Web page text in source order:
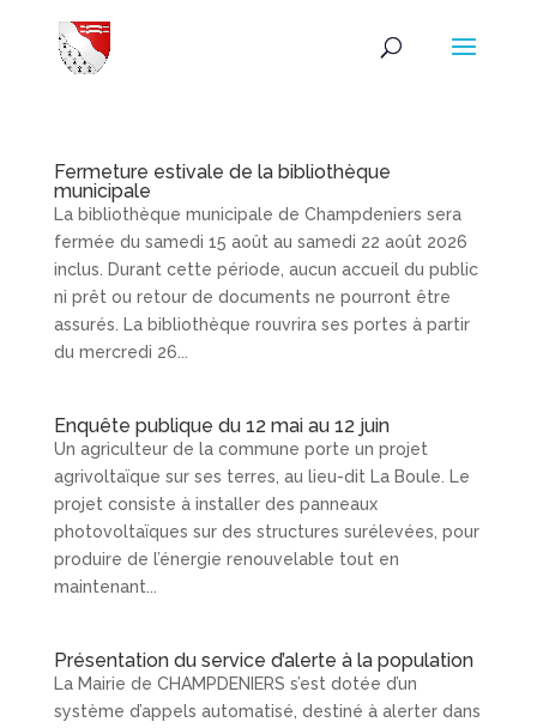
Fermeture estivale de la bibliothèque
municipale
La bibliothèque municipale de Champdeniers sera
fermée du samedi 15 août au samedi 22 août 2026
inclus. Durant cette période, aucun accueil du public
ni prêt ou retour de documents ne pourront être
assurés. La bibliothèque rouvrira ses portes à partir
du mercredi 26...
Enquête publique du 12 mai au 12 juin
Un agriculteur de la commune porte un projet
agrivoltaïque sur ses terres, au lieu-dit La Boule. Le
projet consiste à installer des panneaux
photovoltaïques sur des structures surélevées, pour
produire de l’énergie renouvelable tout en
maintenant...
Présentation du service d’alerte à la population
La Mairie de CHAMPDENIERS s’est dotée d’un
système d’appels automatisé, destiné à alerter dans